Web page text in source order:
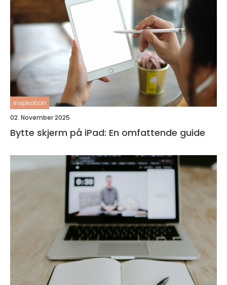
inspiration
02. November 2025
Bytte skjerm på iPad: En omfattende guide